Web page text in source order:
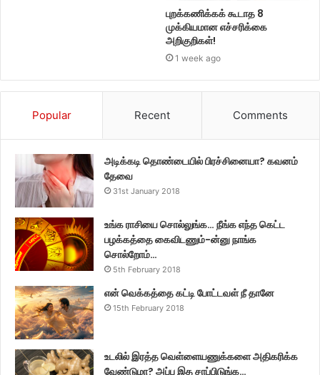
புறக்கணிக்கக் கூடாத 8
முக்கியமான எச்சரிக்கை
அறிகுறிகள்!
1 week ago
Popular Recent Comments
அடிக்கடி தொண்டையில் பிரச்சினையா? கவனம்
தேவை
31st January 2018
உங்க ராசியை சொல்லுங்க… நீங்க எந்த கெட்ட
பழக்கத்தை கைவிடணும்-ன்னு நாங்க
சொல்றோம்…
5th February 2018
என் வெக்கத்தை கட்டி போட்டவள் நீ தானே
15th February 2018
உடலில் இரத்த வெள்ளையணுக்களை அதிகரிக்க
வேண்டுமா? அப்ப இத சாப்பிடுங்க…